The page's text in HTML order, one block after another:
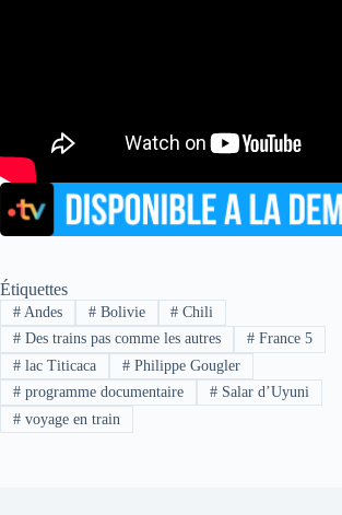
Étiquettes
#Andes #Bolivie # Chili
#Des trains pas comme les autres #France 5
#lac Titicaca #Philippe Gougler
#programme documentaire #Salar d’Uyuni
#voyage en train